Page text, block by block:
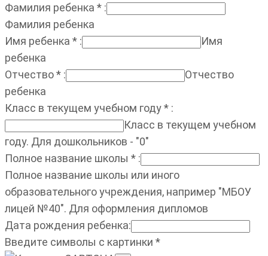
Фамилия ребенка * :
Фамилия ребенка
Имя ребенка * :
Имя
ребенка
Отчество* :
Отчество
ребенка
Класс в текущем учебном году* :
Класс в текущем учебном
году. Для дошкольников - "0"
Полное название школы * :
Полное название школы или иного
образовательного учреждения, например "МБОУ
лицей №40". Для оформления дипломов
Дата рождения ребенка:
Введите символы с картинки *